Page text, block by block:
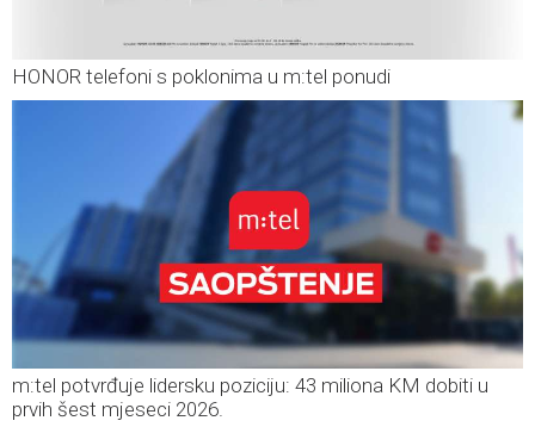
HONOR telefoni s poklonima u m:tel ponudi
m:tel potvrđuje lidersku poziciju: 43 miliona KM dobiti u
prvih šest mjeseci 2026.